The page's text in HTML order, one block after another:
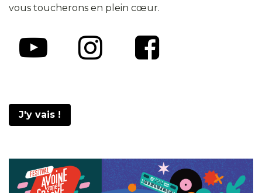
vous toucherons en plein cœur.
J'y vais !